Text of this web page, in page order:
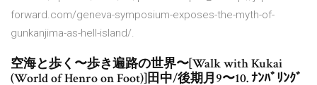
forward.com/geneva-symposium-exposes-the-myth-of-
gunkanjima-as-hell-island/.
空海と歩く〜歩き遍路の世界〜[Walk with Kukai
(World of Henro on Foot)]田中/後期月9〜10. ﾅﾝﾊﾞﾘﾝｸﾞ